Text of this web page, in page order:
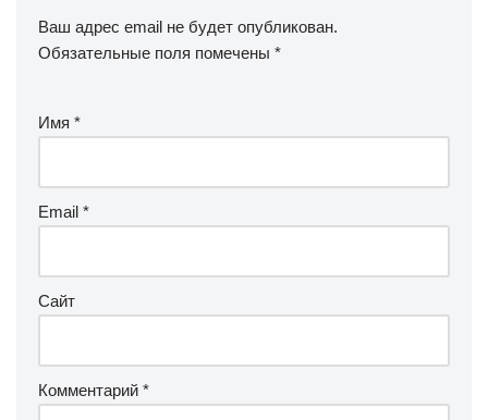
Ваш адрес email не будет опубликован.
Обязательные поля помечены *
Имя *
Email *
Сайт
Комментарий *